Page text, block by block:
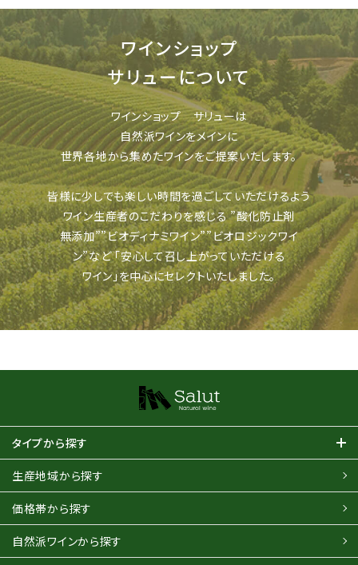
ワインショップ
サリューについて
ワインショップ サリューは
自然派ワインをメインに
世界各地から集めたワインをご提案いたします。
皆様に少しでも楽しい時間を過ごしていただけるよう
ワイン生産者のこだわりを感じる”酸化防止剤
無添加””ビオディナミワイン””ビオロジックワイ
ン”など「安心して召し上がっていただける
ワイン」を中心にセレクトいたしました。
タイプから探す
生産地域から探す
価格帯から探す
自然派ワインから探す